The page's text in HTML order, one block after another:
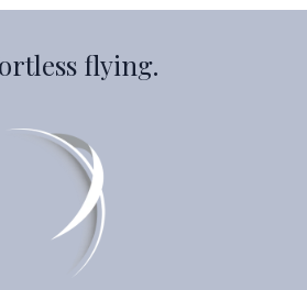
flying.